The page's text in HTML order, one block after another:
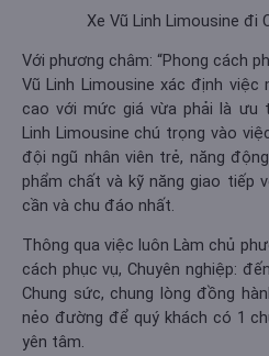
Xe Vũ Linh Limousine đi
Với phương châm: “Phong cách
Vũ Linh Limousine xác định
cao với mức giá vừa phải là ưu
Linh Limousine chú trọng vào
đội ngũ nhân viên trẻ, năng
phẩm chất và kỹ năng giao tiếp
cần và chu đáo nhất.
Thông qua việc luôn Làm chủ
cách phục vụ, Chuyên nghiệp:
Chung sức, chung lòng đồng
nẻo đường để quý khách có 1
yên tâm.